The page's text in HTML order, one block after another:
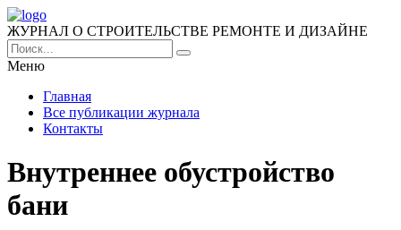
ЖУРНАЛ О СТРОИТЕЛЬСТВЕ РЕМОНТЕ И ДИЗАЙНЕ
Меню
Главная
Все публикации журнала
Контакты
Внутреннее обустройство
бани